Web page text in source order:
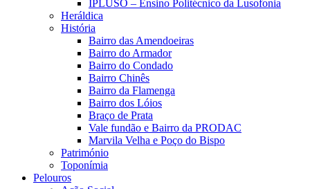
IPLUSO – Ensino Politécnico da Lusofonia
Heráldica
História
Bairro das Amendoeiras
Bairro do Armador
Bairro do Condado
Bairro Chinês
Bairro da Flamenga
Bairro dos Lóios
Braço de Prata
Vale fundão e Bairro da PRODAC
Marvila Velha e Poço do Bispo
Património
Toponímia
Pelouros